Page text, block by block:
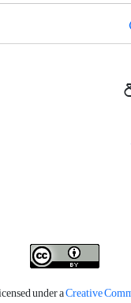
under aCreative